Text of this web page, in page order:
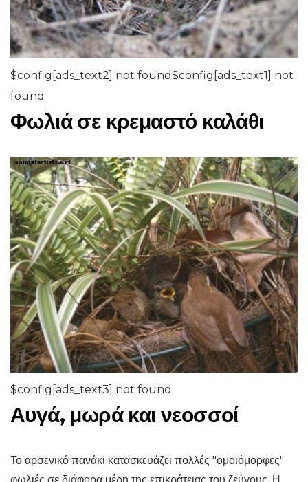
$config[ads_text2] not found$config[ads_text1] not
found
Φωλιά σε κρεμαστό καλάθι
$config[ads_text3] not found
Αυγά, μωρά και νεοσσοί
Το αρσενικό πανάκι κατασκευάζει πολλές "ομοιόμορφες"